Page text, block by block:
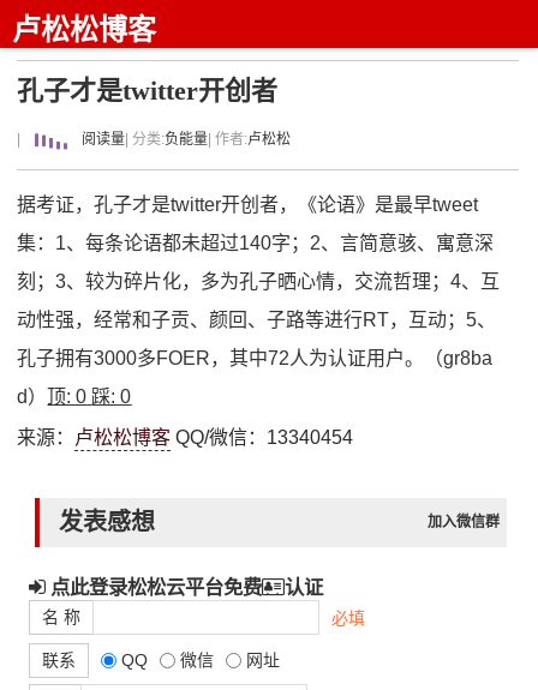
卢松松博客
孔子才是twitter开创者
阅读量 | 分类:负能量 | 作者:卢松松
据考证，孔子才是twitter开创者，《论语》是最早tweet
集：1、每条论语都未超过140字；2、言简意骇、寓意深
刻；3、较为碎片化，多为孔子晒心情，交流哲理；4、互
动性强，经常和子贡、颜回、子路等进行RT，互动；5、
孔子拥有3000多FOER，其中72人为认证用户。（gr8ba
d） 顶:0 踩:0
来源： 卢松松博客 QQ/微信：13340454
发表感想 加入微信群
点此登录松松云平台免费 认证
名 称 必填
联系 QQ 微信 网址